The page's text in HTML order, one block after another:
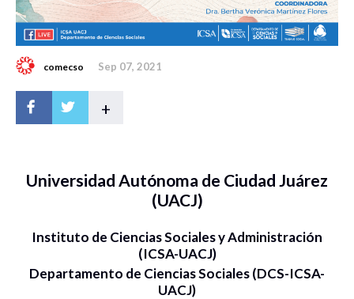
comecso Sep 07, 2021
+
Universidad Autónoma de Ciudad Juárez
(UACJ)
Instituto de Ciencias Sociales y Administración
(ICSA-UACJ)
Departamento de Ciencias Sociales (DCS-ICSA-
UACJ)